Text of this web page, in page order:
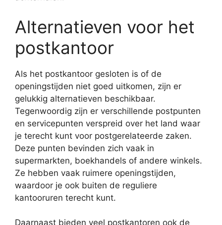
Alternatieven voor het
postkantoor
Als het postkantoor gesloten is of de
openingstijden niet goed uitkomen, zijn er
gelukkig alternatieven beschikbaar.
Tegenwoordig zijn er verschillende postpunten
en servicepunten verspreid over het land waar
je terecht kunt voor postgerelateerde zaken.
Deze punten bevinden zich vaak in
supermarkten, boekhandels of andere winkels.
Ze hebben vaak ruimere openingstijden,
waardoor je ook buiten de reguliere
kantooruren terecht kunt.
Daarnaast bieden veel postkantoren ook de